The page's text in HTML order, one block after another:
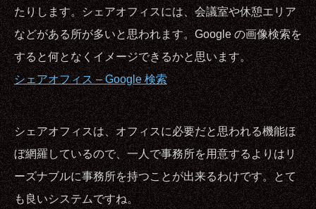
たりします。シェアオフィスには、会議室や休憩エリア
などがある所が多いと思われます。Google の画像検索を
すると何となくイメージできるかと思います。
シェアオフィス – Google 検索
シェアオフィスは、オフィスに必要だと思われる機能ほ
ぼ網羅しているので、一人で事務所を用意するよりはリ
ーズナブルに事務所を持つことが出来るわけです。とて
も良いシステムですね。